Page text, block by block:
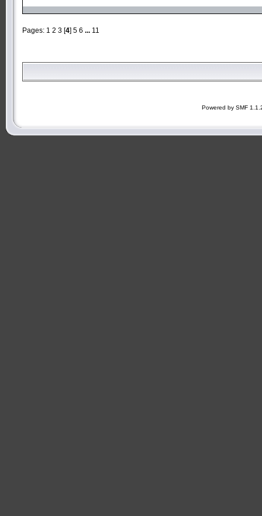
Pages: 1 2 3 [4] 5 6 ... 11
Powered by SMF